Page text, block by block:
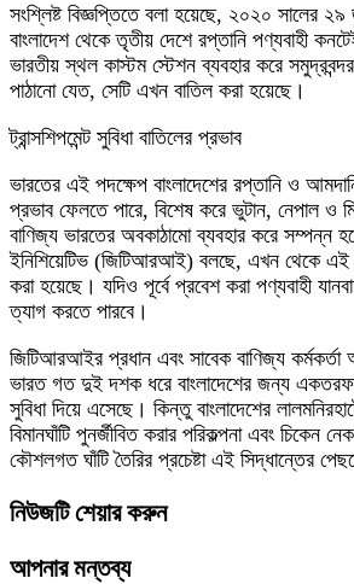
সংশ্লিষ্ট বিজ্ঞপ্তিতে বলা হয়েছে, ২০২০ সালের
বাংলাদেশ থেকে তৃতীয় দেশে রপ্তানি পণ্যবাহী
ভারতীয় স্থল কাস্টম স্টেশন ব্যবহার করে সমুদ্রবন্দর
পাঠানো যেত, সেটি এখন বাতিল করা হয়েছে।
ট্রান্সশিপমেন্ট সুবিধা বাতিলের প্রভাব
ভারতের এই পদক্ষেপ বাংলাদেশের রপ্তানি ও
প্রভাব ফেলতে পারে, বিশেষ করে ভুটান, নেপাল ও
বাণিজ্য ভারতের অবকাঠামো ব্যবহার করে সম্পন্ন
ইনিশিয়েটিভ (জিটিআরআই) বলছে, এখন থেকে এই
করা হয়েছে। যদিও পূর্বে প্রবেশ করা পণ্যবাহী
ত্যাগ করতে পারবে।
জিটিআরআইর প্রধান এবং সাবেক বাণিজ্য
ভারত গত দুই দশক ধরে বাংলাদেশের জন্য
সুবিধা দিয়ে এসেছে। কিন্তু বাংলাদেশের
বিমানঘাঁটি পুনর্জীবিত করার পরিকল্পনা এবং চিকেন
কৌশলগত ঘাঁটি তৈরির প্রচেষ্টা এই সিদ্ধান্তের
নিউজটি শেয়ার করুন
আপনার মন্তব্য